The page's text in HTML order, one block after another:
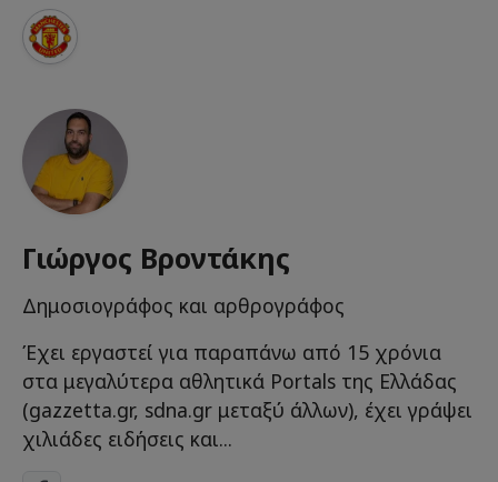
Γιώργος Βροντάκης
Δημοσιογράφος και αρθρογράφος
Έχει εργαστεί για παραπάνω από 15 χρόνια
στα μεγαλύτερα αθλητικά Portals της Ελλάδας
(gazzetta.gr, sdna.gr μεταξύ άλλων), έχει γράψει
χιλιάδες ειδήσεις και...